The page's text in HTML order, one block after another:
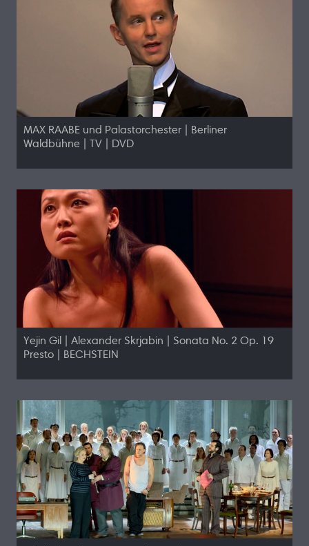
MAX RAABE und Palastorchester | Berliner
Waldbühne | TV | DVD
Yejin Gil | Alexander Skrjabin | Sonata No. 2 Op. 19
Presto | BECHSTEIN